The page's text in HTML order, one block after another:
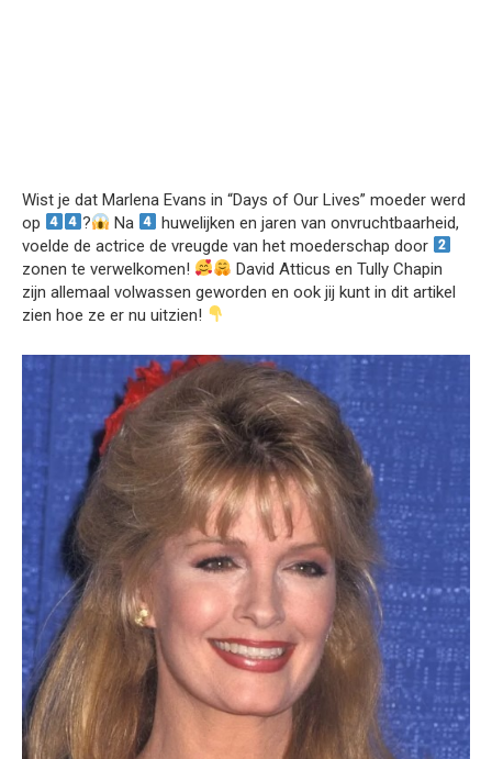
Wist je dat Marlena Evans in “Days of Our Lives” moeder werd
op
? Na
huwelijken en jaren van onvruchtbaarheid,
voelde de actrice de vreugde van het moederschap door
zonen te verwelkomen!
David Atticus en Tully Chapin
zijn allemaal volwassen geworden en ook jij kunt in dit artikel
zien hoe ze er nu uitzien!